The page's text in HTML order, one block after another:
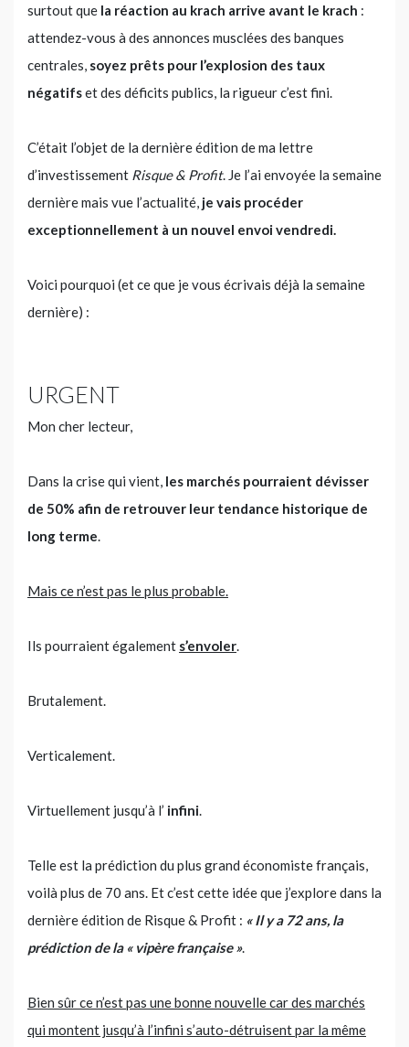
surtout que la réaction au krach arrive avant le krach :
attendez-vous à des annonces musclées des banques
centrales, soyez prêts pour l’explosion des taux
négatifset des déficits publics, la rigueur c’est fini.
C’était l’objet de la dernière édition de ma lettre
d’investissement Risque & Profit. Je l’ai envoyée la semaine
dernière mais vue l’actualité, je vais procéder
exceptionnellement à un nouvel envoi vendredi.
Voici pourquoi (et ce que je vous écrivais déjà la semaine
dernière) :
URGENT
Mon cher lecteur,
Dans la crise qui vient, les marchés pourraient dévisser
de 50% afin de retrouver leur tendance historique de
long terme
Mais ce n’est pas le plus probable.
Ils pourraient également s’envoler
Brutalement.
Verticalement.
Virtuellement jusqu’à l’ infini
Telle est la prédiction du plus grand économiste français,
voilà plus de 70 ans. Et c’est cette idée que j’explore dans la
dernière édition de Risque & Profit : « Il y a 72 ans, la
prédiction de la « vipère française ».
Bien sûr ce n’est pas une bonne nouvelle car des marchés
qui montent jusqu’à l’infini s’auto-détruisent par la même